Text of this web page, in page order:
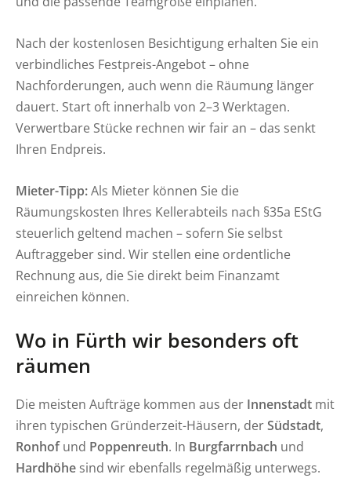
Nach der kostenlosen Besichtigung erhalten Sie ein
verbindliches Festpreis-Angebot – ohne
Nachforderungen, auch wenn die Räumung länger
dauert. Start oft innerhalb von 2–3 Werktagen.
Verwertbare Stücke rechnen wir fair an – das senkt
Ihren Endpreis.
Mieter-Tipp:Als Mieter können Sie die
Räumungskosten Ihres Kellerabteils nach §35a EStG
steuerlich geltend machen – sofern Sie selbst
Auftraggeber sind. Wir stellen eine ordentliche
Rechnung aus, die Sie direkt beim Finanzamt
einreichen können.
Wo in Fürth wir besonders oft
räumen
Die meisten Aufträge kommen aus der Innenstadt mit
ihren typischen Gründerzeit-Häusern, derSüdstadt,
Ronhofund Poppenreuth. In Burgfarrnbach und
Hardhöhe sind wir ebenfalls regelmäßig unterwegs.